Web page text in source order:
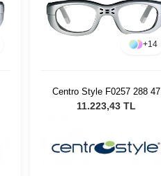
+14
Centro Style F0257 288 47
11.223,43 TL